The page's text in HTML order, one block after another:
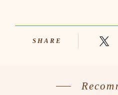
SHARE